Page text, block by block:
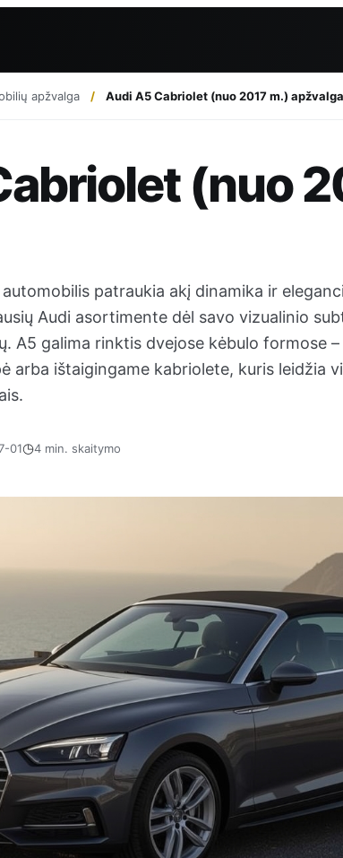
apžvalga Audi A5 Cabriolet (nuo 2017 m.) apžvalga
(nuo
patraukia akį dinamika ir
Audi asortimente dėl savo vizualinio
A5 galima rinktis dvejose kėbulo formose
arba ištaigingame kabriolete, kuris leidžia
01◷4 min. skaitymo